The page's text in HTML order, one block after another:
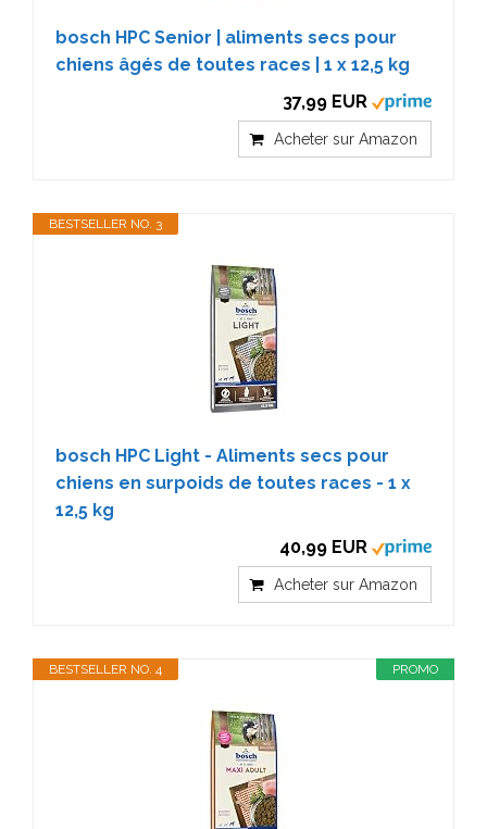
bosch HPC Senior | aliments secs pour
chiens âgés de toutes races | 1 x 12,5 kg
37,99 EUR
Acheter sur Amazon
BESTSELLER NO. 3
bosch HPC Light - Aliments secs pour
chiens en surpoids de toutes races - 1 x
12,5 kg
40,99 EUR
Acheter sur Amazon
PROMO
BESTSELLER NO. 4